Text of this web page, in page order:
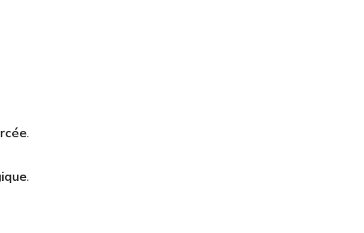
.
.